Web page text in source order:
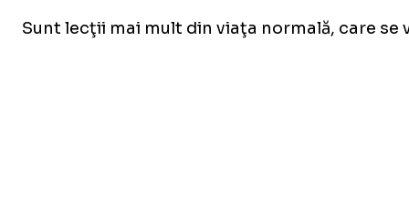
Sunt lecţii mai mult din viaţa normală, care se